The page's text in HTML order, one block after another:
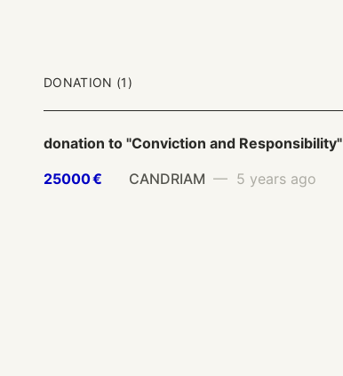
DONATION (1)
donation to "Conviction and Responsibility"
25000 €
CANDRIAM — 5 years ago